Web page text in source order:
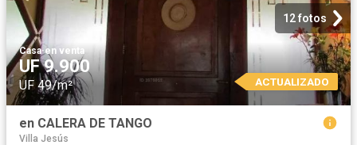
12 fotos
Casa·en venta
UF 9.900
UF 49/m² ACTUALIZADO
en CALERA DE TANGO
Villa Jesús